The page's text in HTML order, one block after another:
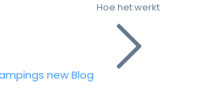
newBlog
Hoe het werkt